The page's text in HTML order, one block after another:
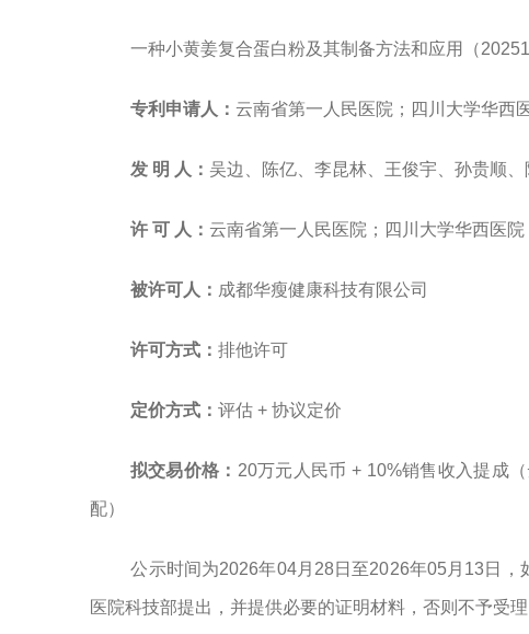
一种小黄姜复合蛋白粉及其制备方法和应用（
专利申请人： 云南省第一人民医院；四川大学华西
发 明 人： 吴边、陈亿、李昆林、王俊宇、孙贵顺
许 可 人： 云南省第一人民医院；四川大学华西医院
被许可人： 成都华瘦健康科技有限公司
许可方式： 排他许可
定价方式： 评估 + 协议定价
拟交易价格： 20万元人民币 + 10%销售收入提成
配）
公示时间为2026年04月 28日至2026年05月13日，
医院科技部提出，并提供必要的证明材料，否则不予受理